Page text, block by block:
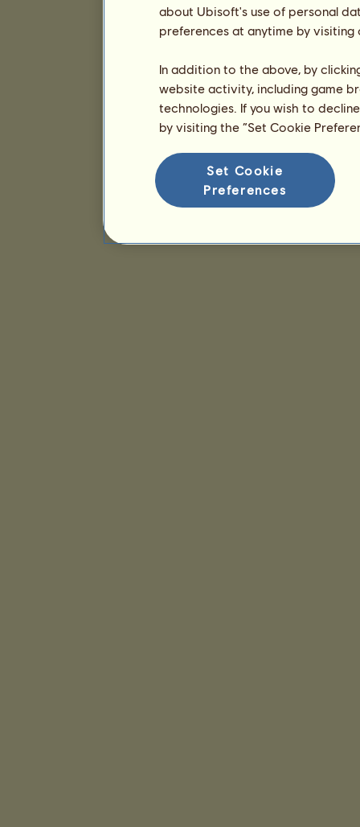
about Ubisoft's use of personal
preferences at anytime by
In addition to the above, by
website activity, including game
technologies. If you wish to
by visiting the “Set Cookie
Set Cookie
Preferences